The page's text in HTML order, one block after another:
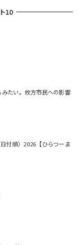
10
たい。枚方市民への影響
付順）2026【ひらつーま